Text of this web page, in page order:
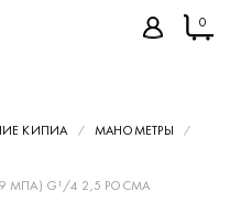
0
КИПИА
МАНОМЕТРЫ
МПА) G¹/4 2,5 РОСМА